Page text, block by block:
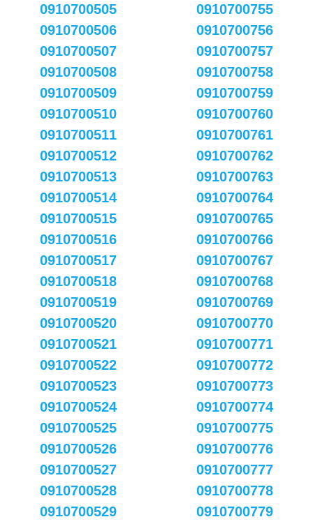
0910700505
0910700506
0910700507
0910700508
0910700509
0910700510
0910700511
0910700512
0910700513
0910700514
0910700515
0910700516
0910700517
0910700518
0910700519
0910700520
0910700521
0910700522
0910700523
0910700524
0910700525
0910700526
0910700527
0910700528
0910700529
0910700755
0910700756
0910700757
0910700758
0910700759
0910700760
0910700761
0910700762
0910700763
0910700764
0910700765
0910700766
0910700767
0910700768
0910700769
0910700770
0910700771
0910700772
0910700773
0910700774
0910700775
0910700776
0910700777
0910700778
0910700779